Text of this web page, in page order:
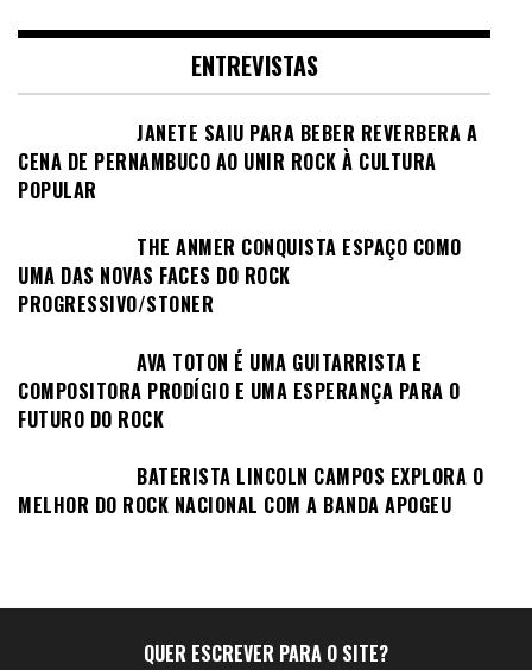
ENTREVISTAS
JANETE SAIU PARA BEBER REVERBERA A
CENA DE PERNAMBUCO AO UNIR ROCK À CULTURA
POPULAR
THE ANMER CONQUISTA ESPAÇO COMO
UMA DAS NOVAS FACES DO ROCK
PROGRESSIVO/STONER
AVA TOTON É UMA GUITARRISTA E
COMPOSITORA PRODÍGIO E UMA ESPERANÇA PARA O
FUTURO DO ROCK
BATERISTA LINCOLN CAMPOS EXPLORA O
MELHOR DO ROCK NACIONAL COM A BANDA APOGEU
QUER ESCREVER PARA O SITE?